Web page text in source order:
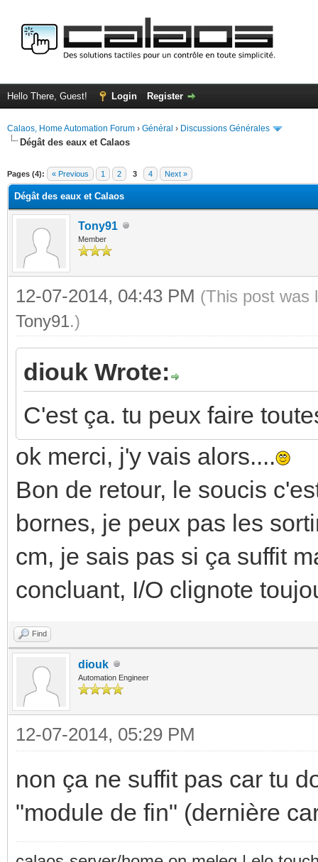
Hello There, Guest! Login Register
Calaos, Home Automation Forum › Général › Discussions Générales
Dégât des eaux et Calaos
Pages (4): « Previous 1 2 3 4 Next »
Dégât des eaux et Calaos
Tony91
Member
12-07-2014, 04:43 PM (This post was
Tony91.)
diouk Wrote:
C'est ça. tu peux faire
ok merci, j'y vais alors....
Bon de retour, le soucis
bornes, je peux pas les
cm, je sais pas si ça suffit
concluant, I/O clignote
Find
diouk
Automation Engineer
12-07-2014, 05:29 PM
non ça ne suffit pas car tu
"module de fin" (dernière